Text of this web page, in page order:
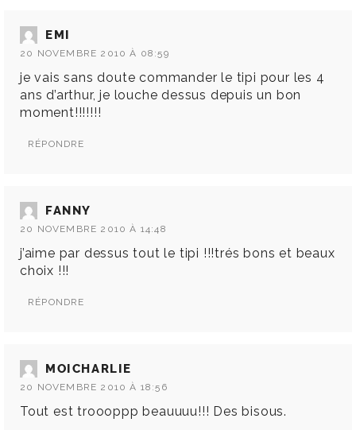
EMI
20 NOVEMBRE 2010 À 08:59
je vais sans doute commander le tipi pour les 4
ans d’arthur, je louche dessus depuis un bon
moment!!!!!!!
RÉPONDRE
FANNY
20 NOVEMBRE 2010 À 14:48
j’aime par dessus tout le tipi !!!trés bons et beaux
choix !!!
RÉPONDRE
MOICHARLIE
20 NOVEMBRE 2010 À 18:56
Tout est troooppp beauuuu!!! Des bisous.